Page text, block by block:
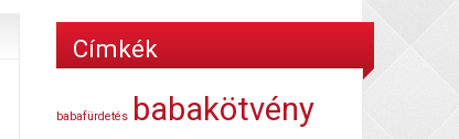
Címkék
babafürdetés babakötvény